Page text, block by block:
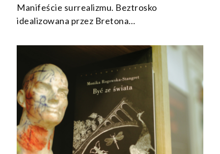
Manifeście surrealizmu. Beztrosko
idealizowana przez Bretona…